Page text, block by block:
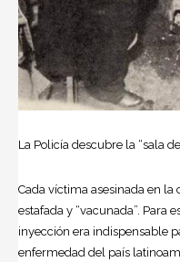
La Policía descubre la “sala
Cada víctima asesinada en la
estafada y “vacunada”. Para
inyección era indispensable
enfermedad del país